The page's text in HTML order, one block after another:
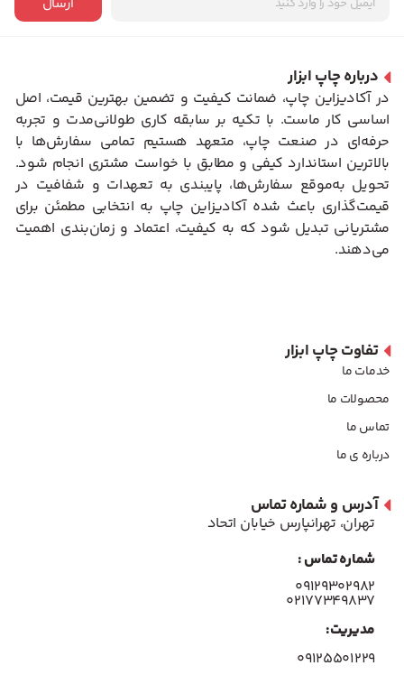
درباره چاپ ابزار
در آکادیزاین چاپ، ضمانت کیفیت و تضمین بهترین قیمت، اصل
اساسی کار ماست. با تکیه بر سابقه کاری طولانی‌مدت و تجربه
حرفه‌ای در صنعت چاپ، متعهد هستیم تمامی سفارش‌ها با
بالاترین استاندارد کیفی و مطابق با خواست مشتری انجام شود.
تحویل به‌موقع سفارش‌ها، پایبندی به تعهدات و شفافیت در
قیمت‌گذاری باعث شده آکادیزاین چاپ به انتخابی مطمئن برای
مشتریانی تبدیل شود که به کیفیت، اعتماد و زمان‌بندی اهمیت
می‌دهند.
تفاوت چاپ ابزار
خدمات ما
محصولات ما
تماس ما
درباره ی ما
آدرس و شماره تماس
تهران، تهرانپارس خیابان اتحاد
شماره تماس :
۰۹۱۲۹۳۰۲۹۸۲
۰۲۱۷۷۳۴۹۸۳۷
مدیریت:
۰۹۱۲۵۵۰۱۲۲۹